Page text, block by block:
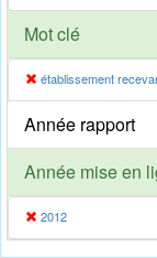
Mot clé
établissement
Année rapport
Année mise en
2012